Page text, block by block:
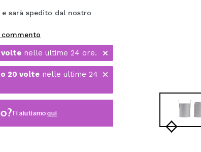
e sarà spedito dal nostro
commento
voltenelle ultime 24 ore.
20 volte nelle ultime 24
Ti aiutiamoqui